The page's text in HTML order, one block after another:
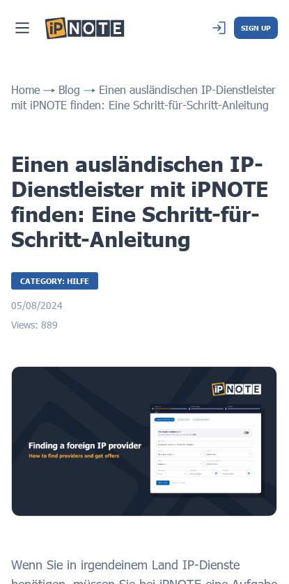
SIGN UP
Home Blog
Einen ausländischen IP-Dienstleister
mit iPNOTE finden: Eine Schritt-für-Schritt-Anleitung
Einen ausländischen IP-
Dienstleister mit iPNOTE
finden: Eine Schritt-für-
Schritt-Anleitung
CATEGORY: HILFE
05/08/2024
Views: 889
Wenn Sie in irgendeinem Land IP-Dienste